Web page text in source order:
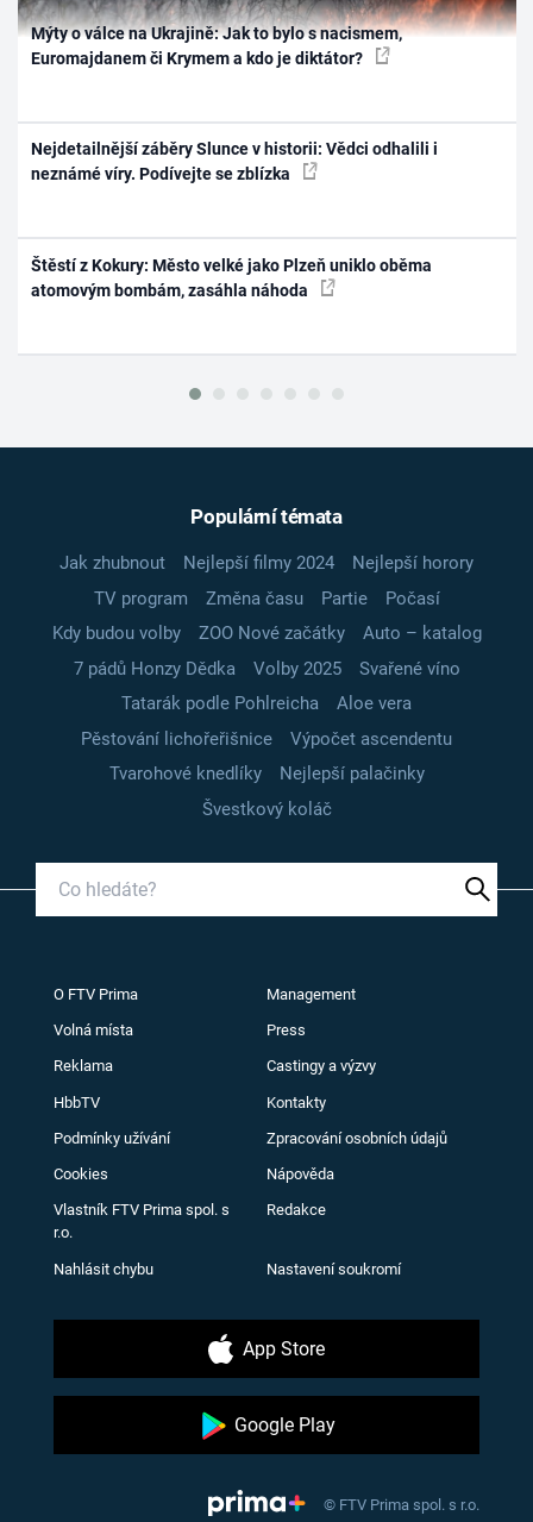
Mýty o válce na Ukrajině: Jak to bylo s nacismem,
Euromajdanem či Krymem a kdo je diktátor?
Nejdetailnější záběry Slunce v historii: Vědci odhalili i
neznámé víry. Podívejte se zblízka
Štěstí z Kokury: Město velké jako Plzeň uniklo oběma
atomovým bombám, zasáhla náhoda
Populární témata
Jak zhubnout Nejlepší filmy 2024
Nejlepší horory
TV program
Změna času Partie
Počasí
Kdy budou volby
ZOO Nové začátky
Auto – katalog
7 pádů Honzy Dědka
Volby 2025
Svařené víno
Tatarák podle Pohlreicha
Aloe vera
Pěstování lichořeřišnice
Výpočet ascendentu
Tvarohové knedlíky
Nejlepší palačinky
Švestkový koláč
O FTV Prima Management
Volná místa Press
Reklama Castingy a výzvy
HbbTV Kontakty
Podmínky užívání Zpracování osobních údajů
Cookies Nápověda
Vlastník FTV Prima spol. s
r.o.
Redakce
Nahlásit chybu Nastavení soukromí
App Store
Google Play
© FTV Prima spol. s r.o.